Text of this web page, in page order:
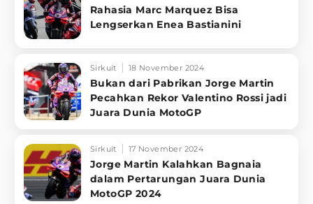
Rahasia Marc Marquez Bisa
Lengserkan Enea Bastianini
Sirkuit 18 November 2024
Bukan dari Pabrikan Jorge Martin
Pecahkan Rekor Valentino Rossi jadi
Juara Dunia MotoGP
Sirkuit 17 November 2024
Jorge Martin Kalahkan Bagnaia
dalam Pertarungan Juara Dunia
MotoGP 2024